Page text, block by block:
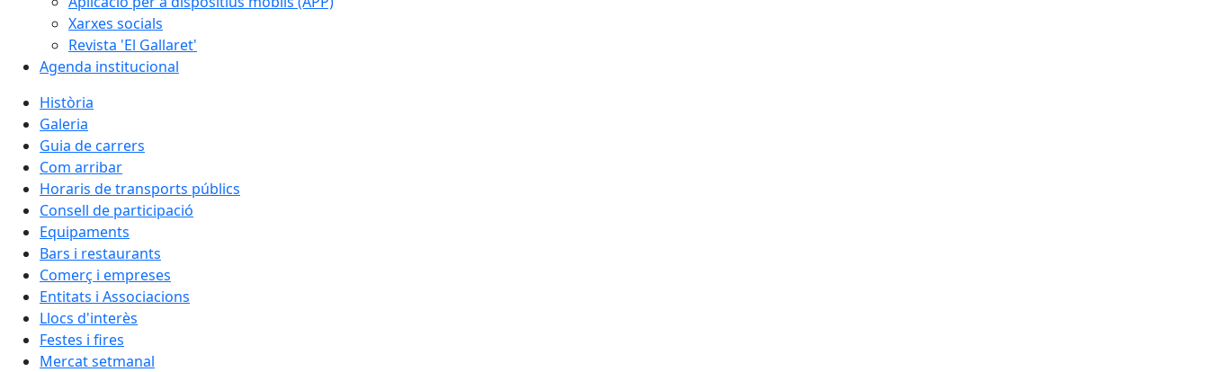
Xarxes socials
Revista 'El Gallaret'
Agenda institucional
Història
Galeria
Guia de carrers
Com arribar
Horaris de transports públics
Consell de participació
Equipaments
Bars i restaurants
Comerç i empreses
Entitats i Associacions
Llocs d'interès
Festes i fires
Mercat setmanal